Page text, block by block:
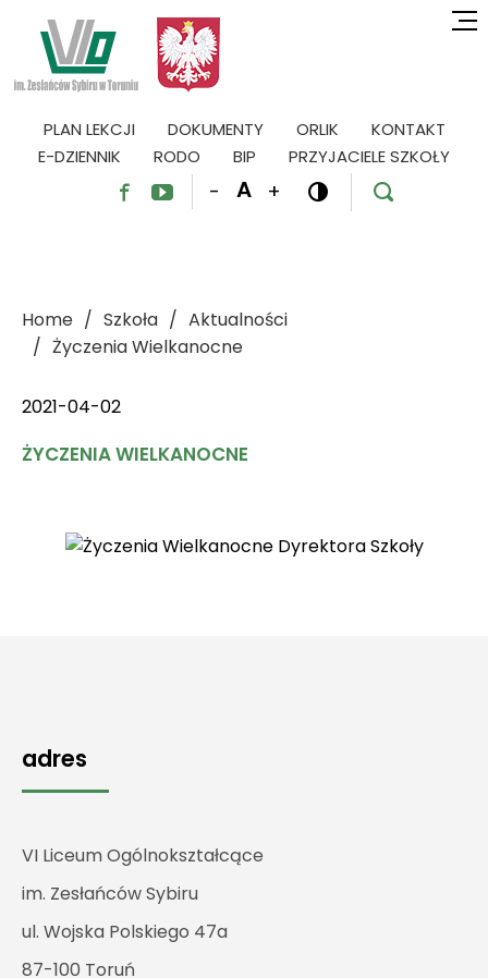
PLAN LEKCJI DOKUMENTY ORLIK
KONTAKT
E-DZIENNIK
RODO BIP PRZYJACIELE SZKOŁY
  - A +  
Home Szkoła
Aktualności
Życzenia Wielkanocne
2021-04-02
ŻYCZENIA WIELKANOCNE
adres
VI Liceum Ogólnokształcące
im. Zesłańców Sybiru
ul. Wojska Polskiego 47a
87-100 Toruń